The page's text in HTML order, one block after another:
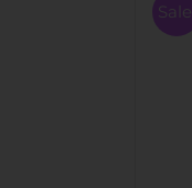
Sale!